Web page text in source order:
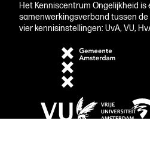
Het Kenniscentrum Ongelijkheid
samenwerkingsverband tussen
vier kennisinstellingen: UvA, VU,